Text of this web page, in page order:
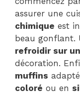
assurer une
chimique est
beau gonflant.
refroidir sur
décoration.
muffins
coloré ou en